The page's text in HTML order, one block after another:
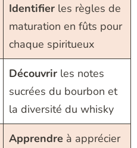
Identifier les règles de
maturation en fûts pour
chaque spiritueux
Découvrir les notes
sucrées du bourbon et
la diversité du whisky
Apprendre à apprécier